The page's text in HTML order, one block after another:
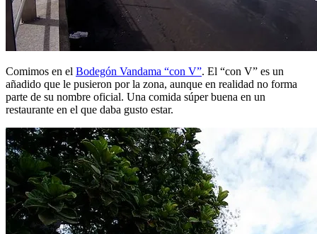
Comimos en el Bodegón Vandama “con V”. El “con V” es un
añadido que le pusieron por la zona, aunque en realidad no forma
parte de su nombre oficial. Una comida súper buena en un
restaurante en el que daba gusto estar.